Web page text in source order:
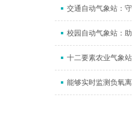
交通自动气象站：